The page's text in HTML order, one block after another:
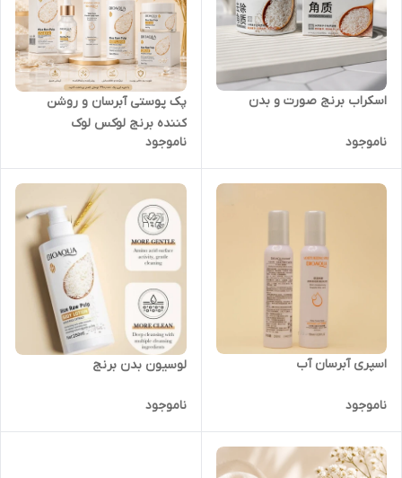
اسکراب برنج صورت و بدن
ناموجود
پک پوستی آبرسان و روشن
کننده برنج لوکس لوک
ناموجود
اسپری آبرسان آب
ناموجود
لوسیون بدن برنج
ناموجود